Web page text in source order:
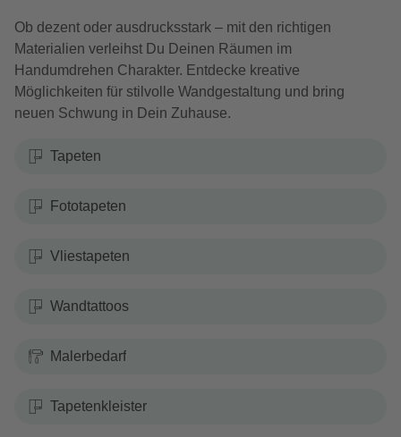
Ob dezent oder ausdrucksstark – mit den richtigen
Materialien verleihst Du Deinen Räumen im
Handumdrehen Charakter. Entdecke kreative
Möglichkeiten für stilvolle Wandgestaltung und bring
neuen Schwung in Dein Zuhause.
Tapeten
Fototapeten
Vliestapeten
Wandtattoos
Malerbedarf
Tapetenkleister